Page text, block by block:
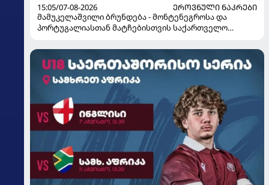
15:05/07-08-2026
ᲔᲠᲝᲕᲜᲣᲚᲘ ᲜᲐᲙᲠᲔᲑᲘ
მამუკელაშვილი ბრუნდება - მონტენეგროსა და
პორტუგალიასთან მატჩებისთვის საქართველო